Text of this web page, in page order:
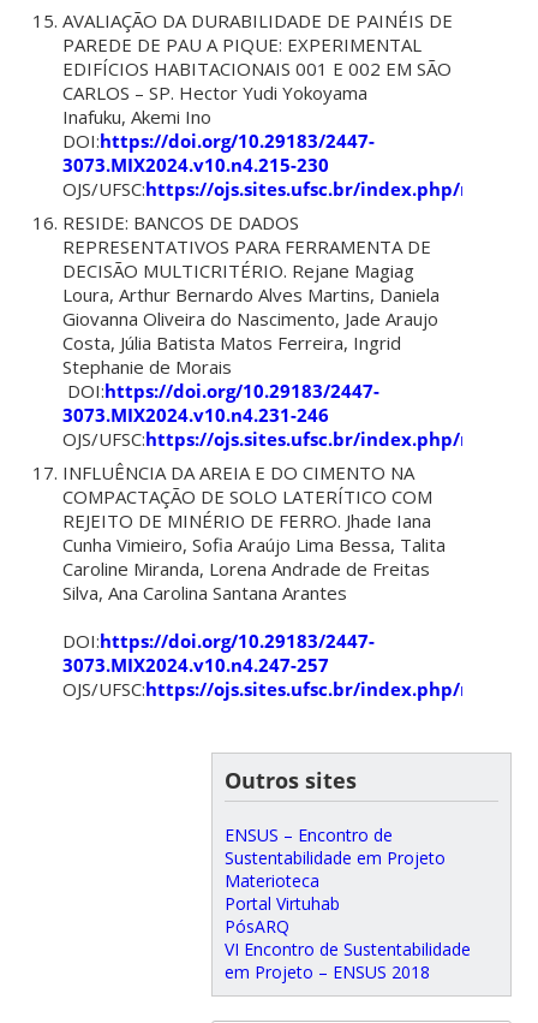
AVALIAÇÃO DA DURABILIDADE DE PAINÉIS DE
PAREDE DE PAU A PIQUE: EXPERIMENTAL
EDIFÍCIOS HABITACIONAIS 001 E 002 EM SÃO
CARLOS – SP. Hector Yudi Yokoyama
Inafuku, Akemi Ino
DOI:https://doi.org/10.29183/2447-
3073.MIX2024.v10.n4.215-230
OJS/UFSC:https://ojs.sites.ufsc.br/index.php/
RESIDE: BANCOS DE DADOS
REPRESENTATIVOS PARA FERRAMENTA DE
DECISÃO MULTICRITÉRIO. Rejane Magiag
Loura, Arthur Bernardo Alves Martins, Daniela
Giovanna Oliveira do Nascimento, Jade Araujo
Costa, Júlia Batista Matos Ferreira, Ingrid
Stephanie de Morais
DOI:https://doi.org/10.29183/2447-
3073.MIX2024.v10.n4.231-246
OJS/UFSC:https://ojs.sites.ufsc.br/index.php/
INFLUÊNCIA DA AREIA E DO CIMENTO NA
COMPACTAÇÃO DE SOLO LATERÍTICO COM
REJEITO DE MINÉRIO DE FERRO. Jhade Iana
Cunha Vimieiro, Sofia Araújo Lima Bessa, Talita
Caroline Miranda, Lorena Andrade de Freitas
Silva, Ana Carolina Santana Arantes
DOI:https://doi.org/10.29183/2447-
3073.MIX2024.v10.n4.247-257
OJS/UFSC:https://ojs.sites.ufsc.br/index.php/
Outros sites
ENSUS – Encontro de
Sustentabilidade em Projeto
Materioteca
Portal Virtuhab
PósARQ
VI Encontro de Sustentabilidade
em Projeto – ENSUS 2018